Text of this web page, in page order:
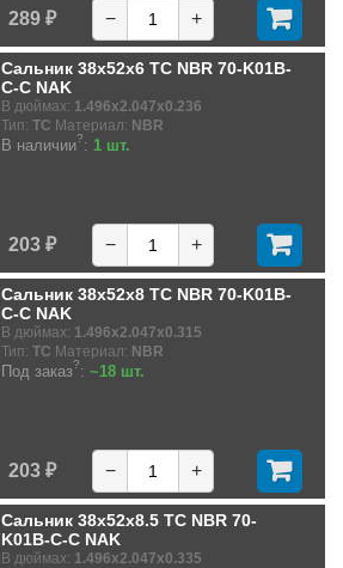
289 ₽ − +
Сальник 38x52x6 TC NBR 70-K01B-
C-C NAK
В дюймах: 1.496x2.047x0.236
Тип: TC Материал: NBR
В наличии?: 1 шт.
203 ₽ − +
Сальник 38x52x8 TC NBR 70-K01B-
C-C NAK
В дюймах: 1.496x2.047x0.315
Тип: TC Материал: NBR
Под заказ?: ~18 шт.
203 ₽ − +
Сальник 38x52x8.5 TC NBR 70-
K01B-C-C NAK
В дюймах: 1.496x2.047x0.335